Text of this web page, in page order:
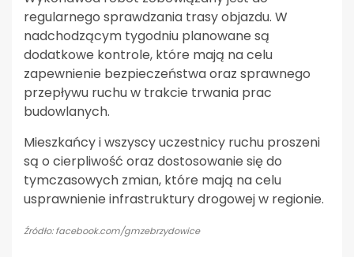
regularnego sprawdzania trasy objazdu. W
nadchodzącym tygodniu planowane są
dodatkowe kontrole, które mają na celu
zapewnienie bezpieczeństwa oraz sprawnego
przepływu ruchu w trakcie trwania prac
budowlanych.
Mieszkańcy i wszyscy uczestnicy ruchu proszeni
są o cierpliwość oraz dostosowanie się do
tymczasowych zmian, które mają na celu
usprawnienie infrastruktury drogowej w regionie.
Źródło: facebook.com/gmzebrzydowice